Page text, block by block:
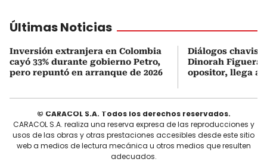
Últimas Noticias
Inversión extranjera en Colombia
cayó 33% durante gobierno Petro,
pero repuntó en arranque de 2026
Diálogos
Dinorah
opositor, llega a
© CARACOL S.A. Todos los derechos reservados.
CARACOL S.A. realiza una reserva expresa de las reproducciones y
usos de las obras y otras prestaciones accesibles desde este sitio
web a medios de lectura mecánica u otros medios que resulten
adecuados.